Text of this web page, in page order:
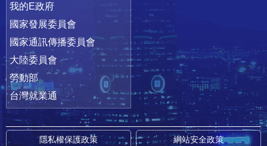
我的E政府
國家發展委員會
國家通訊傳播委員會
大陸委員會
勞動部
台灣就業通
隱私權保護政策 網站安全政策